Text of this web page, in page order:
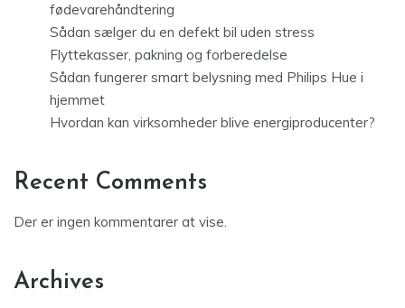
fødevarehåndtering
Sådan sælger du en defekt bil uden stress
Flyttekasser, pakning og forberedelse
Sådan fungerer smart belysning med Philips Hue i
hjemmet
Hvordan kan virksomheder blive energiproducenter?
Recent Comments
Der er ingen kommentarer at vise.
Archives